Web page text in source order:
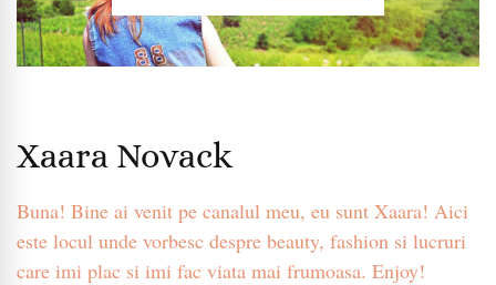
Xaara Novack
Buna! Bine ai venit pe canalul meu, eu sunt Xaara! Aici
este locul unde vorbesc despre beauty, fashion si lucruri
care imi plac si imi fac viata mai frumoasa. Enjoy!